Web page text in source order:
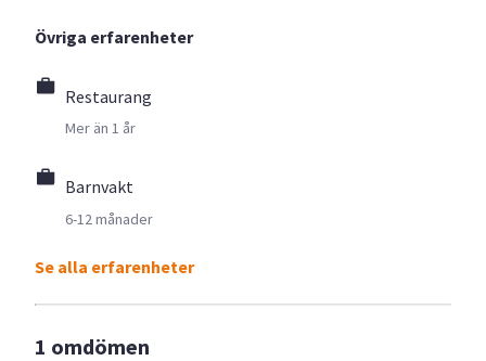
Övriga erfarenheter
Restaurang
Mer än 1 år
Barnvakt
6-12 månader
Se alla erfarenheter
1 omdömen